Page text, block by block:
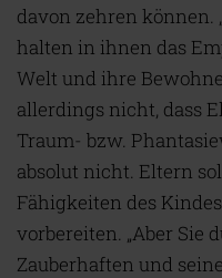
davon zehren können.
halten in ihnen das
Welt und ihre
allerdings nicht, dass
Traum- bzw.
absolut nicht. Eltern
Fähigkeiten des
vorbereiten. „Aber Sie
Zauberhaften und